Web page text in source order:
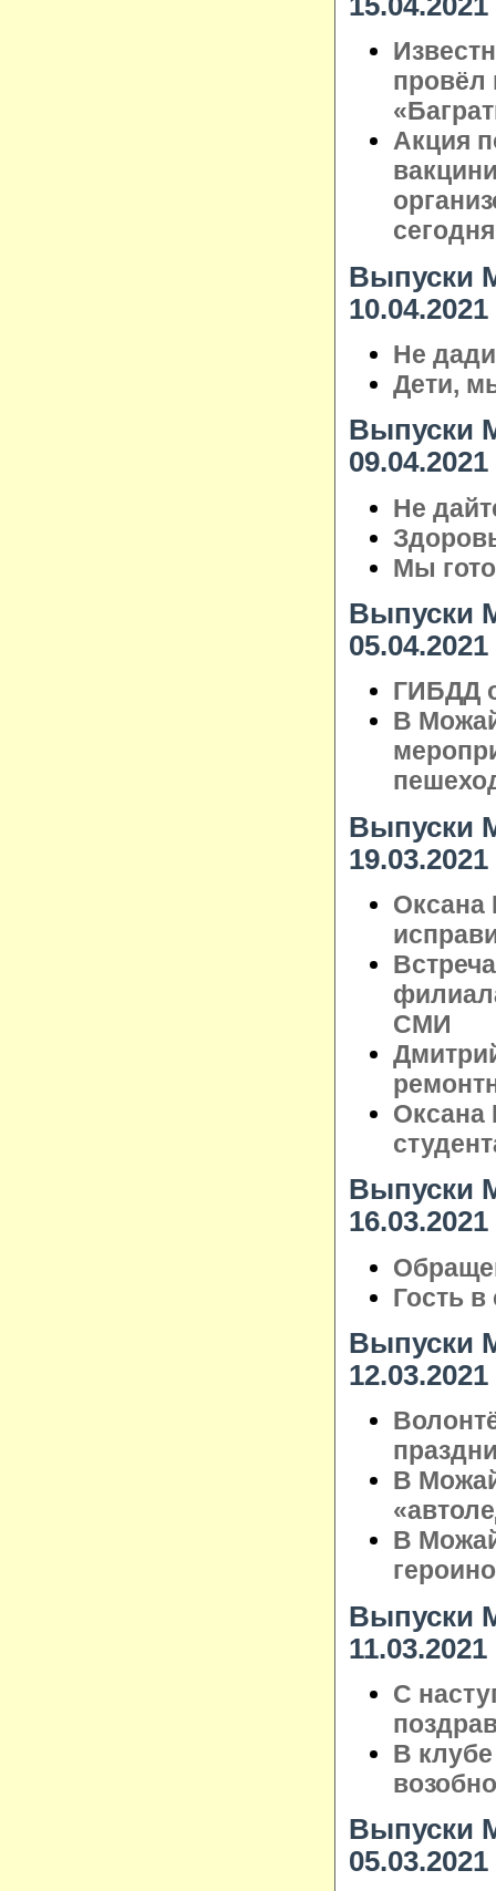
провёл
Акция
Выпуски
10.04.2021
Не
Дети,
Выпуски
09.04.2021
Не
Мы
Выпуски
05.04.2021
ГИБДД
В
Выпуски
19.03.2021
Оксана
СМИ
Оксана
Выпуски
16.03.2021
Гость
Выпуски
12.03.2021
В
В
Выпуски
11.03.2021
С
В
Выпуски
05.03.2021